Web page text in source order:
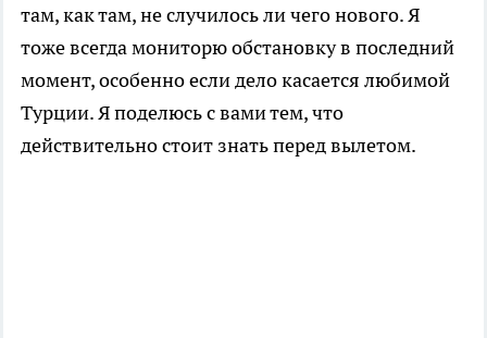
там, как там, не случилось ли чего нового. Я
тоже всегда мониторю обстановку в последний
момент, особенно если дело касается любимой
Турции. Я поделюсь с вами тем, что
действительно стоит знать перед вылетом.